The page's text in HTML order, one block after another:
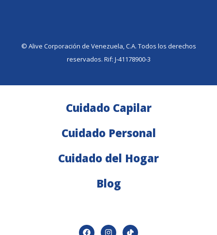
©️ Alive Corporación de Venezuela, C.A. Todos los derechos
reservados. Rif: J-41178900-3
Cuidado Capilar
Cuidado Personal
Cuidado del Hogar
Blog